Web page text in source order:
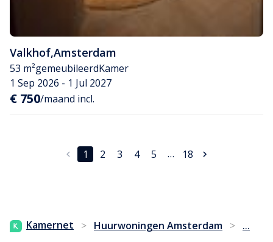
Valkhof,Amsterdam
53 m²gemeubileerdKamer
1 Sep 2026 - 1 Jul 2027
€ 750/maand incl.
1 2 3 4 5 … 18
Kamernet > Huurwoningen Amsterdam > ...